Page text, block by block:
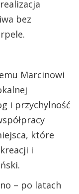
bez
Marcinowi
i przychylność
które
i
– po latach